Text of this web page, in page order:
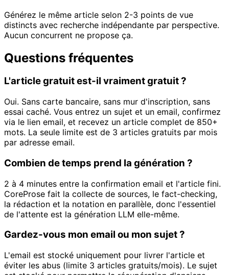
Générez le même article selon 2-3 points de vue
distincts avec recherche indépendante par perspective.
Aucun concurrent ne propose ça.
Questions fréquentes
L'article gratuit est-il vraiment gratuit ?
Oui. Sans carte bancaire, sans mur d'inscription, sans
essai caché. Vous entrez un sujet et un email, confirmez
via le lien email, et recevez un article complet de 850+
mots. La seule limite est de 3 articles gratuits par mois
par adresse email.
Combien de temps prend la génération ?
2 à 4 minutes entre la confirmation email et l'article fini.
CoreProse fait la collecte de sources, le fact-checking,
la rédaction et la notation en parallèle, donc l'essentiel
de l'attente est la génération LLM elle-même.
Gardez-vous mon email ou mon sujet ?
L'email est stocké uniquement pour livrer l'article et
éviter les abus (limite 3 articles gratuits/mois). Le sujet